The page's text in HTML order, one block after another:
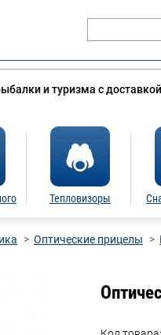
и туризма с
Тепловизоры
Оптические прицелы